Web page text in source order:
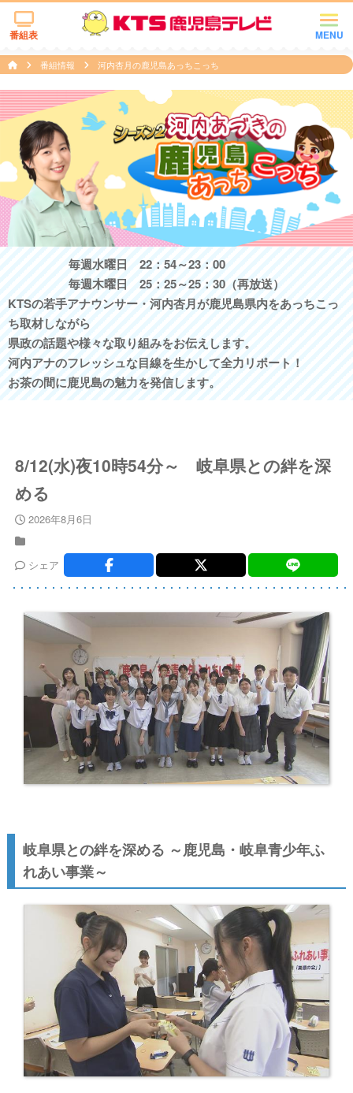
MENU
番組表
番組情報 河内杏月の鹿児島あっちこっち
毎週水曜日 22：54～23：00
毎週木曜日 25：25～25：30（再放送）
KTSの若手アナウンサー・河内杏月が鹿児島県内をあっちこっ
ち取材しながら
県政の話題や様々な取り組みをお伝えします。
河内アナのフレッシュな目線を生かして全力リポート！
お茶の間に鹿児島の魅力を発信します。
8/12(水)夜10時54分～ 岐阜県との絆を深
める
2026年8月6日
シェア
岐阜県との絆を深める ～鹿児島・岐阜青少年ふ
れあい事業～